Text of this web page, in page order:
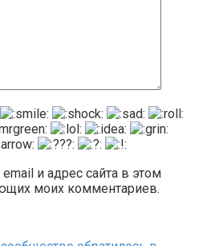
и адрес сайта в этом
моих комментариев.